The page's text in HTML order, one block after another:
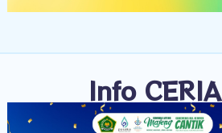
Info CERIA